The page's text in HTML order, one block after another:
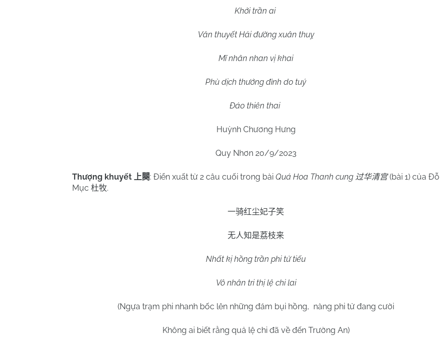
Khởi trần ai
Văn thuyết Hải đường xuân thuỵ
Mĩ nhân nhan vị khai
Phù dịch thướng đình do tuý
Đáo thiên thai
Huỳnh Chương Hưng
Quy Nhơn 20/9/2023
Thượng khuyết 上闋: Điển xuất từ 2 câu cuối trong bài Quá Hoa Thanh cung 过华清宫 (bài 1) của Đỗ
Mục 杜牧.
一骑红尘妃子笑
无人知是荔枝来
Nhất kị hồng trần phi tử tiếu
Vô nhân tri thị lệ chi lai
(Ngựa trạm phi nhanh bốc lên những đám bụi hồng, nàng phi tử đang cười
Không ai biết rằng quả lệ chi đã về đến Trường An)